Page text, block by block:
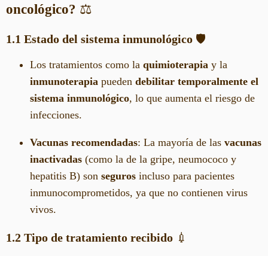
oncológico? ⚖️
1.1 Estado del sistema inmunológico 🛡️
Los tratamientos como la quimioterapia y la
inmunoterapia pueden debilitar temporalmente el
sistema inmunológico, lo que aumenta el riesgo de
infecciones.
Vacunas recomendadas: La mayoría de las vacunas
inactivadas (como la de la gripe, neumococo y
hepatitis B) son seguros incluso para pacientes
inmunocomprometidos, ya que no contienen virus
vivos.
1.2 Tipo de tratamiento recibido 💉